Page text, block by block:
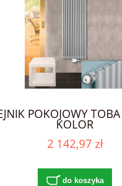
POKOJOWY
KOLOR
2 142,97 zł
do koszyka